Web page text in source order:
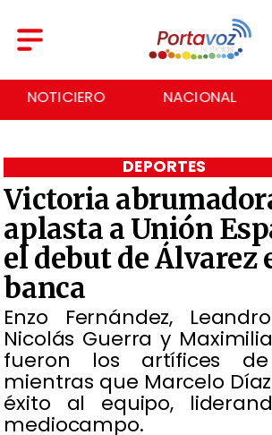
NACIONAL REGIONES
Victoria
aplasta a Unión
el debut de Álvarez
banca
Enzo Fernández,
Nicolás Guerra y
fueron los artífices
mientras que Marcelo
éxito al equipo,
mediocampo.
DEPORTES